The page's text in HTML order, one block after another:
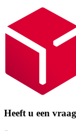
Heeft u een